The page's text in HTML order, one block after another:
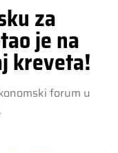
za
je na
kreveta!
forum u